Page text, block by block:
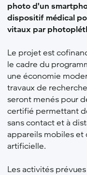
photo d'un
dispositif médical
vitaux par
Le projet est
le cadre du
une économie
travaux de
seront menés pour
certifié permettant
sans contact et à
appareils mobiles
artificielle.
Les activités